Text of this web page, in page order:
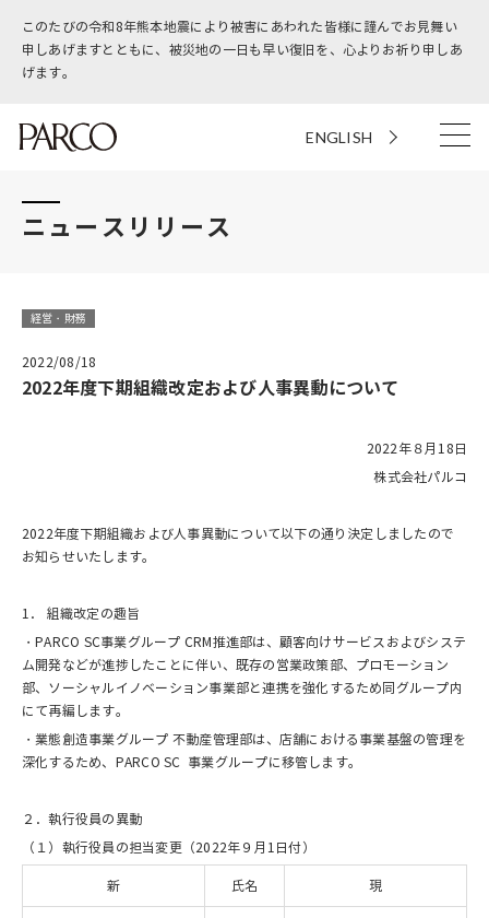
このたびの令和8年熊本地震により被害にあわれた皆様に謹んでお見舞い
申しあげますとともに、被災地の一日も早い復旧を、心よりお祈り申しあ
げます。
ENGLISH
ニュースリリース
経営・財務
2022/08/18
2022年度下期組織改定および人事異動について
2022年８月18日
株式会社パルコ
2022年度下期組織および人事異動について以下の通り決定しましたので
お知らせいたします。
1． 組織改定の趣旨
・PARCO SC事業グループ CRM推進部は、顧客向けサービスおよびシステ
ム開発などが進捗したことに伴い、既存の営業政策部、プロモーション
部、ソーシャルイノベーション事業部と連携を強化するため同グループ内
にて再編します。
・業態創造事業グループ 不動産管理部は、店舗における事業基盤の管理を
深化するため、PARCO SC 事業グループに移管します。
２．執行役員の異動
（１）執行役員の担当変更（2022年９月1日付）
新 氏名 現